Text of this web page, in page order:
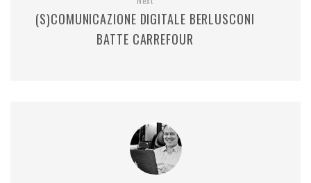
(S)COMUNICAZIONE DIGITALE BERLUSCONI
BATTE CARREFOUR